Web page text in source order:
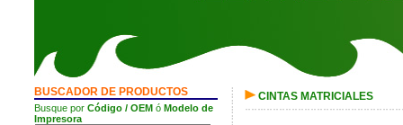
CINTAS MATRICIALES
BUSCADOR DE PRODUCTOS
Busque por Código / OEM ó Modelo de
Impresora